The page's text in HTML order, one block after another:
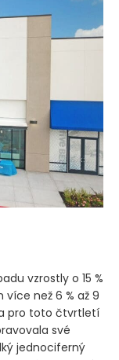
vzrostly o 15 %
než 6 % až 9
pro toto čtvrtletí
své
jednociferný